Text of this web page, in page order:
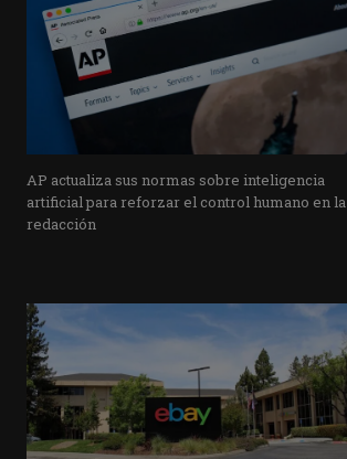
AP actualiza sus normas sobre inteligencia
artificial para reforzar el control humano en la
redacción